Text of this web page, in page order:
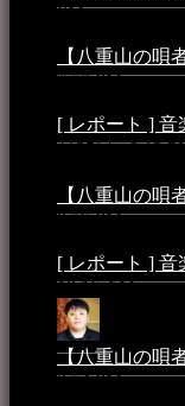
PM
【八重山の
7:50 PM
[ レポート ] 音
月25日 - 9:13
【八重山の
8:59 PM
[ レポート ] 音
10:16 AM
【八重山の唄
3:54 PM